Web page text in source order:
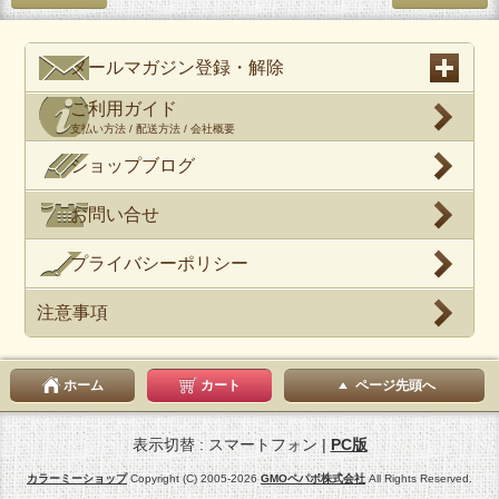
メールマガジン登録・解除
ご利用ガイド
支払い方法 / 配送方法 / 会社概要
ショップブログ
お問い合せ
プライバシーポリシー
注意事項
ホーム カート ページ先頭へ
表示切替 : スマートフォン |PC版
カラーミーショップCopyright (C) 2005-2026GMOペパボ株式会社All Rights Reserved.